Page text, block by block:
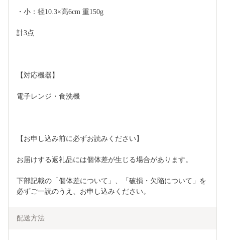
・小：径10.3×高6cm 重150g
計3点
【対応機器】
電子レンジ・食洗機
【お申し込み前に必ずお読みください】
お届けする返礼品には個体差が生じる場合があります。
下部記載の「個体差について」、「破損・欠陥について」を
必ずご一読のうえ、お申し込みください。
配送方法